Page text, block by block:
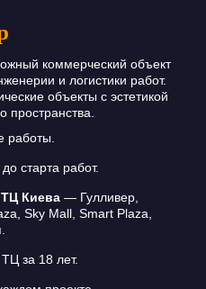
коммерческий объект
и логистики работ.
объекты с эстетикой
пространства.
работы.
старта работ.
Киева— Гулливер,
Sky Mall, Smart Plaza,
за 18 лет.